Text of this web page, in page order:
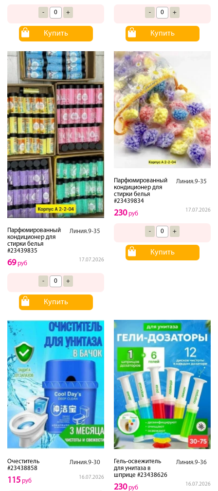
- +
Купить
- +
Купить
Парфюмированный
кондиционер для
стирки белья
#23439835
Линия.9-35
17.07.2026
69руб
- +
Купить
Парфюмированный
кондиционер для
стирки белья
#23439834
Линия.9-35
17.07.2026
230руб
- +
Купить
Очеститель
#23438858
Линия.9-30
16.07.2026
115 руб
Гель-освежитель
для унитаза в
шприце #23438626
Линия.9-36
16.07.2026
230руб